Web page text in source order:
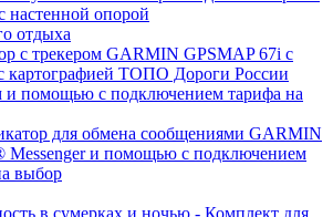
опорой
отдыха
с трекером GARMIN GPSMAP 67i c
картографией ТОПО Дороги России
и помощью с подключением тарифа на
для обмена сообщениями GARMIN
Messenger и помощью с подключением
выбор
в сумерках и ночью - Комплект для